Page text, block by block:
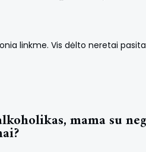
linkme. Vis dėlto neretai
mama su